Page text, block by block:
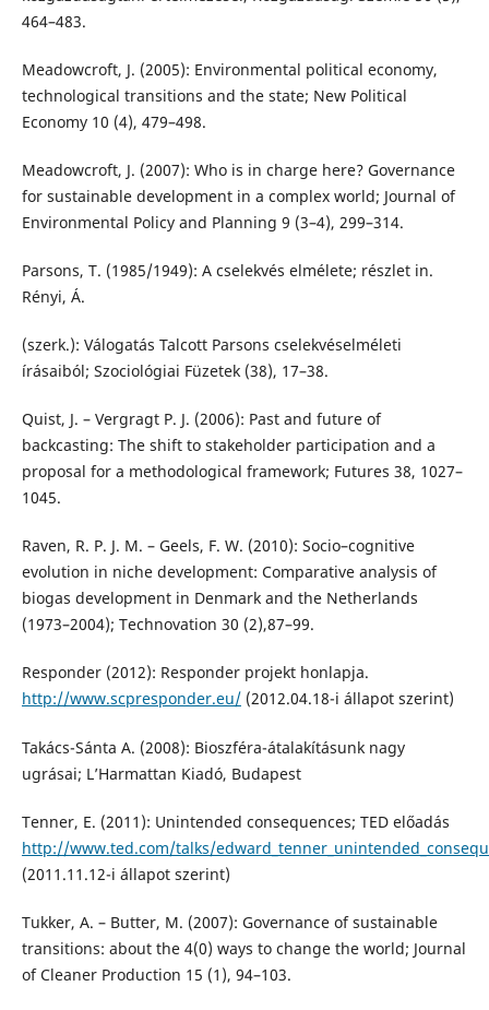
464–483.
Meadowcroft, J. (2005): Environmental political economy,
technological transitions and the state; New Political
Economy 10 (4), 479–498.
Meadowcroft, J. (2007): Who is in charge here? Governance
for sustainable development in a complex world; Journal of
Environmental Policy and Planning 9 (3–4), 299–314.
Parsons, T. (1985/1949): A cselekvés elmélete; részlet in.
Rényi, Á.
(szerk.): Válogatás Talcott Parsons cselekvéselméleti
írásaiból; Szociológiai Füzetek (38), 17–38.
Quist, J. – Vergragt P. J. (2006): Past and future of
backcasting: The shift to stakeholder participation and a
proposal for a methodological framework; Futures 38, 1027–
1045.
Raven, R. P. J. M. – Geels, F. W. (2010): Socio–cognitive
evolution in niche development: Comparative analysis of
biogas development in Denmark and the Netherlands
(1973–2004); Technovation 30 (2),87–99.
Responder (2012): Responder projekt honlapja.
http://www.scpresponder.eu/(2012.04.18-i állapot szerint)
Takács-Sánta A. (2008): Bioszféra-átalakításunk nagy
ugrásai; L’Harmattan Kiadó, Budapest
Tenner, E. (2011): Unintended consequences; TED előadás
http://www.ted.com/talks/
(2011.11.12-i állapot szerint)
Tukker, A. – Butter, M. (2007): Governance of sustainable
transitions: about the 4(0) ways to change the world; Journal
of Cleaner Production 15 (1), 94–103.